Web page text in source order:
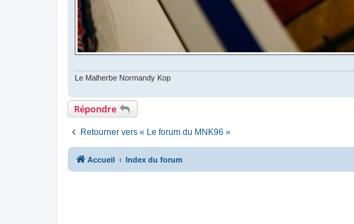
Le Malherbe Normandy Kop
Répondre
Retourner vers « Le forum du MNK96 »
Accueil Index du forum